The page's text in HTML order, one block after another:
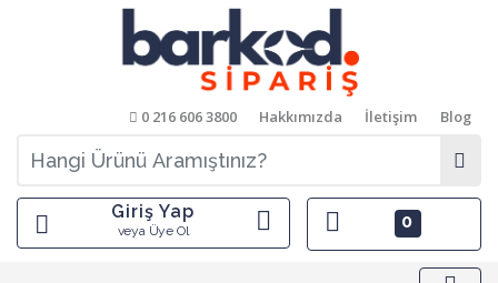
0 216 606 3800 Hakkımızda İletişim Blog
Giriş Yap
veya Üye Ol 0